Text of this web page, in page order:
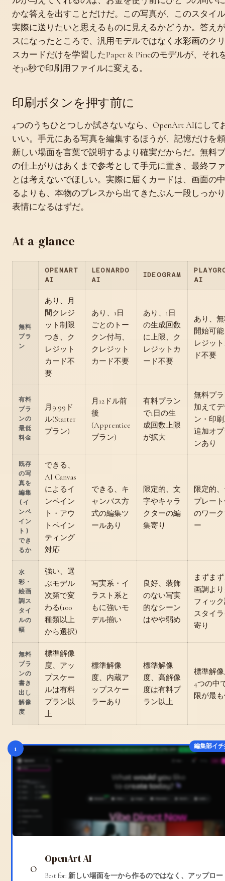
かな答えを出すことだけだ。この写真が、このスタイ
実際に送りたいと思えるものに見えるかどうか。答え
スになったところで、汎用モデルではなく水彩画のク
スカードだけを学習したPaper & Pineのモデルが、それ
そ30秒で印刷用ファイルに変える。
印刷ボタンを押す前に
4つのうちひとつしか試さないなら、OpenArt AIにして
いい。手元にある写真を編集するほうが、記憶だけを
新しい場面を言葉で説明するより確実だからだ。無料
の仕上がりはあくまで参考として手元に置き、最終フ
とは考えないでほしい。実際に届くカードは、画面の
るよりも、本物のプレスから出てきたぶん一段しっか
表情になるはずだ。
At-a-glance
OPENART
AI
LEONARDO
AI
IDEOGRAM
AI
無料
プラ
ン
あり、月
間クレジ
ット制限
つき、ク
レジット
カード不
要
あり、1日
ごとのトー
クン付与、
クレジット
カード不要
あり、1日
の生成回数
に上限、ク
レジットカ
ード不要
あり、
開始可
レジッ
ド不要
有料
プラ
ンの
最低
料金
月9.99ド
ル(Starter
プラン)
月12ドル前
後
(Apprentice
プラン)
有料プラン
で1日の生
成回数上限
が拡大
無料プ
加えて
ン・印
追加オ
ンあり
既存
の写
真を
編集
(イ
ンペ
イン
ト)
でき
るか
できる、
AI Canvas
によるイ
ンペイン
ト・アウ
トペイン
ティング
対応
できる、キ
ャンバス方
式の編集ツ
ールあり
限定的、文
字やキャラ
クターの編
集寄り
限定的
プレー
のワー
ー
水
彩・
絵画
調ス
タイ
ルの
幅
強い、選
ぶモデル
次第で変
わる(100
種類以上
から選択)
写実系・イ
ラスト系と
もに強いモ
デル揃い
良好、装飾
のない写実
的なシーン
はやや弱め
まずま
画調よ
フィッ
スタイ
寄り
無料
プラ
ンの
書き
出し
解像
度
標準解像
度、アッ
プスケー
ルは有料
プラン以
上
標準解像
度、内蔵ア
ップスケー
ラーあり
標準解像
度、高解像
度は有料プ
ラン以上
標準解
4つの中
限が最
1 編集部イ
OpenArt AI
Best for: 新しい場面を一から作るのではなく、アップロー